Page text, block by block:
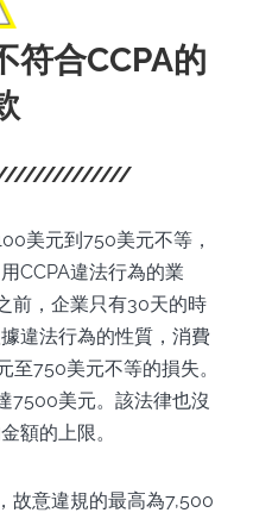
符合CCPA的
美元到750美元不等，
CCPA違法行為的業
前，企業只有30天的時
違法行為的性質，消費
至750美元不等的損失。
7500美元。該法律也沒
額的上限。
故意違規的最高為7,500